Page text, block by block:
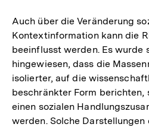
der
Fußnote
Auch über die Veränderung
Kontextinformation kann die
beeinflusst werden. Es wurde
hingewiesen, dass die
isolierter, auf die
beschränkter Form berichten,
einen sozialen
werden. Solche